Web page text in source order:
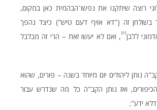
רוצה שיתקנו את נפשו־הבהמית כאן במקום,
בשולחן זה ("דא אויף דעם טיש") כיצד נהפך
ללבן[9]
, ואם לא יעשו זאת – הרי זה מבלבל
נותן ליהודים יום מיוחד בשנה – פורים, שהוא
ואז נותן הקב"ה כל מה שנדרש עבור
ידע";